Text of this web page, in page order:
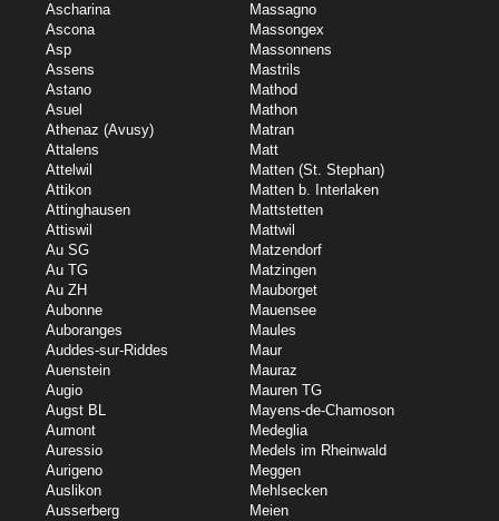
Ascharina
Ascona
Asp
Assens
Astano
Asuel
Athenaz (Avusy)
Attalens
Attelwil
Attikon
Attinghausen
Attiswil
Au SG
Au TG
Au ZH
Aubonne
Auboranges
Auddes-sur-Riddes
Auenstein
Augio
Augst BL
Aumont
Auressio
Aurigeno
Auslikon
Ausserberg
Massagno
Massongex
Massonnens
Mastrils
Mathod
Mathon
Matran
Matt
Matten (St. Stephan)
Matten b. Interlaken
Mattstetten
Mattwil
Matzendorf
Matzingen
Mauborget
Mauensee
Maules
Maur
Mauraz
Mauren TG
Mayens-de-Chamoson
Medeglia
Medels im Rheinwald
Meggen
Mehlsecken
Meien